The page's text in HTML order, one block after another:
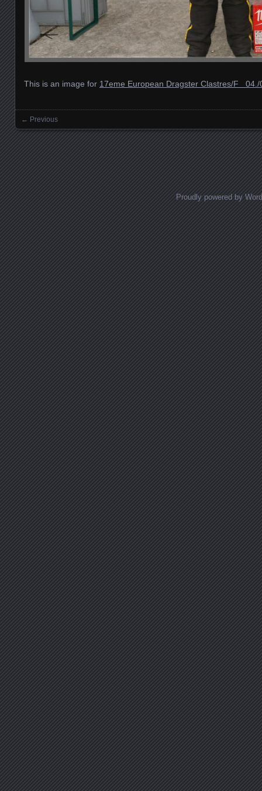
This is an image for 17eme European Dragster Clastres/F 04./
Images navigation
← Previous
Proudly powered by